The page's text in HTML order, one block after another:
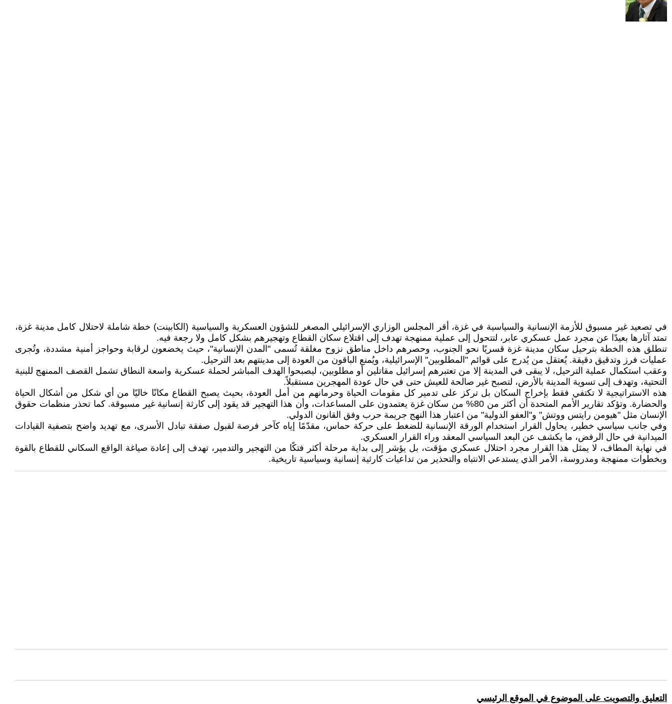
في تصعيد غير مسبوق للأزمة الإنسانية والسياسية في غزة، أقر المجلس الوزاري الإسرائيلي المصغر للشؤون العسكرية والسياسية (الكابينت) خطة شاملة لاحتلال كامل مدينة غزة،
تمتد آثارها بعيدًا عن مجرد عمل عسكري عابر، لتتحول إلى عملية ممنهجة تهدف إلى اقتلاع سكان القطاع وتهجيرهم بشكل كامل ولا رجعة فيه.
تنطلق هذه الخطة بترحيل سكان مدينة غزة قسريًا نحو الجنوب، وحصرهم داخل مناطق نزوح مغلقة تُسمى "المدن الإنسانية"، حيث يخضعون لرقابة وحواجز أمنية مشددة، وتُجرى
عمليات فرز وتدقيق دقيقة. يُعتقل من يُدرج على قوائم "المطلوبين" الإسرائيلية، ويُمنع الباقون من العودة إلى مدينتهم بعد الترحيل.
وعقب استكمال عملية الترحيل، لا يبقى في المدينة إلا من تعتبرهم إسرائيل مقاتلين أو مطلوبين، ليصبحوا الهدف المباشر لحملة عسكرية واسعة النطاق تشمل القصف الممنهج للبنية
التحتية، وتهدف إلى تسوية المدينة بالأرض، لتصبح غير صالحة للعيش حتى في حال عودة المهجرين مستقبلاً.
هذه الاستراتيجية لا تكتفي فقط بإخراج السكان بل تركز على تدمير كل مقومات الحياة وحرمانهم من أمل العودة، بحيث يصبح القطاع مكانًا خاليًا من أي شكل من أشكال الحياة
والحضارة. وتؤكد تقارير الأمم المتحدة أن أكثر من 80% من سكان غزة يعتمدون على المساعدات، وأن هذا التهجير قد يقود إلى كارثة إنسانية غير مسبوقة. كما تحذر منظمات حقوق
الإنسان مثل "هيومن رايتس ووتش" و"العفو الدولية" من اعتبار هذا النهج جريمة حرب وفق القانون الدولي.
وفي جانب سياسي خطير، يحاول القرار استخدام الورقة الإنسانية للضغط على حركة حماس، مقدّمًا إياه كآخر فرصة لقبول صفقة تبادل الأسرى، مع تهديد واضح بتصفية القيادات
الميدانية في حال الرفض، ما يكشف عن البعد السياسي المعقد وراء القرار العسكري.
في نهاية المطاف، لا يمثل هذا القرار مجرد احتلال عسكري مؤقت، بل يؤشر إلى بداية مرحلة أكثر فتكًا من التهجير والتدمير، تهدف إلى إعادة صياغة الواقع السكاني للقطاع بالقوة
وبخطوات ممنهجة ومدروسة، الأمر الذي يستدعي الانتباه والتحذير من تداعيات كارثية إنسانية وسياسية تاريخية.
التعليق والتصويت على الموضوع في الموقع الرئيسي